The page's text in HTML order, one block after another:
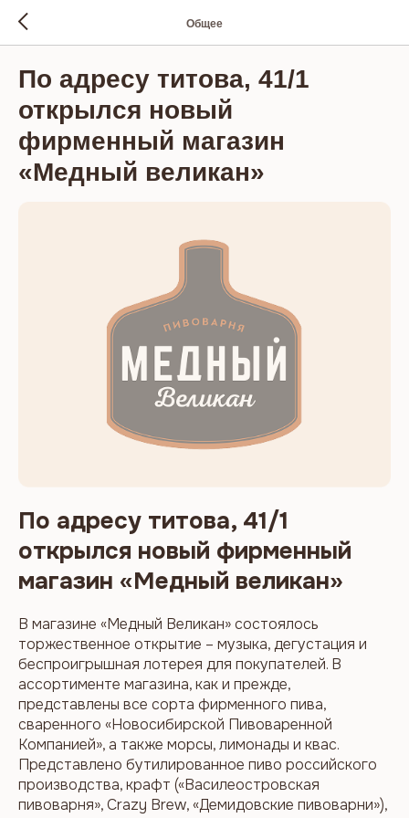
Общее
По адресу титова, 41/1
открылся новый
фирменный магазин
«Медный великан»
По адресу титова, 41/1
открылся новый фирменный
магазин «Медный великан»
В магазине «Медный Великан» состоялось
торжественное открытие – музыка, дегустация и
беспроигрышная лотерея для покупателей. В
ассортименте магазина, как и прежде,
представлены все сорта фирменного пива,
сваренного «Новосибирской Пивоваренной
Компанией», а также морсы, лимонады и квас.
Представлено бутилированное пиво российского
производства, крафт («Василеостровская
пивоварня», Crazy Brew, «Демидовские пивоварни»),